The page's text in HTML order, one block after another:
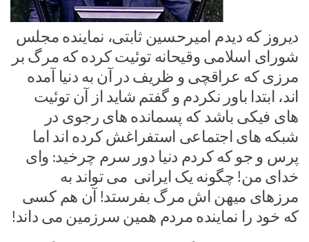
دیروز که دیدم امیرحسین ثابتی، نماینده مجلس
شورای اسلامی وقیحانه توئیت کرده که مرگ بر
مرزی که عراقچی و ظریف در آن به دنیا آمده
اند، ابتدا باور نکردم و گفتم شاید از آن توئیت
های فیکی باشد که پسمانده های رجوی در
شبکه های اجتماعی استفراغش کرده اند اما
پرس و جو که کردم دنیا دور سرم چرخید: وای
خدای من! چگونه یک ایرانی می تواند به
مرزهای میهن اش مرگ بفرستد! آن هم کسی
که خود را نماینده مردم همین سرزمین می داند!